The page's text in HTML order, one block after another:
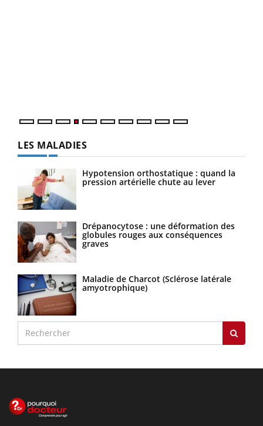
LES MALADIES
Hypotension orthostatique : quand la
pression artérielle chute au lever
Drépanocytose : une déformation des
globules rouges aux conséquences
graves
Maladie de Charcot (Sclérose latérale
amyotrophique)